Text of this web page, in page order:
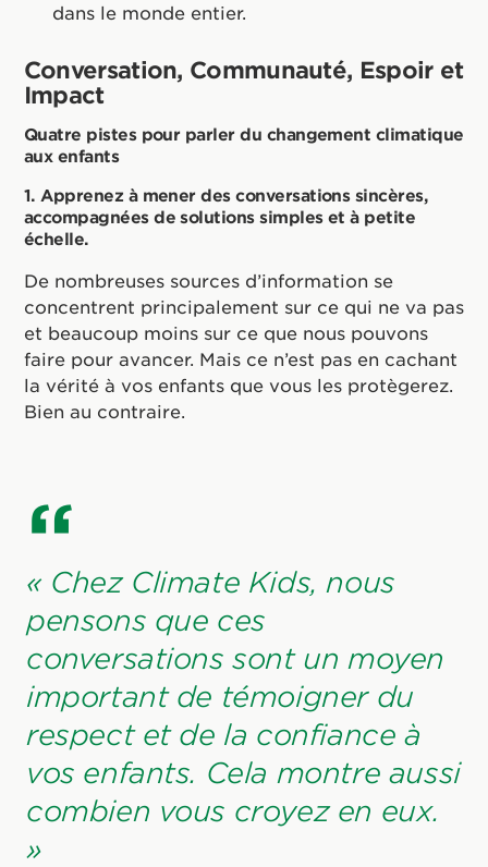
dans le monde entier.
Conversation, Communauté, Espoir et
Impact
Quatre pistes pour parler du changement climatique
aux enfants
1. Apprenez à mener des conversations sincères,
accompagnées de solutions simples et à petite
échelle.
De nombreuses sources d’information se
concentrent principalement sur ce qui ne va pas
et beaucoup moins sur ce que nous pouvons
faire pour avancer. Mais ce n’est pas en cachant
la vérité à vos enfants que vous les protègerez.
Bien au contraire.
« Chez Climate Kids, nous
pensons que ces
conversations sont un moyen
important de témoigner du
respect et de la confiance à
vos enfants. Cela montre aussi
combien vous croyez en eux.
»